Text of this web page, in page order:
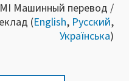
Машинный перевод /
(English, Русский,
Українська)